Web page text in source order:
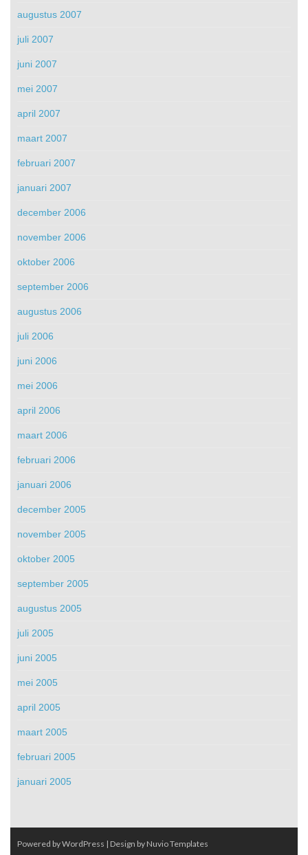
augustus 2007
juli 2007
juni 2007
mei 2007
april 2007
maart 2007
februari 2007
januari 2007
december 2006
november 2006
oktober 2006
september 2006
augustus 2006
juli 2006
juni 2006
mei 2006
april 2006
maart 2006
februari 2006
januari 2006
december 2005
november 2005
oktober 2005
september 2005
augustus 2005
juli 2005
juni 2005
mei 2005
april 2005
maart 2005
februari 2005
januari 2005
Powered by WordPress | Design by Nuvio Templates